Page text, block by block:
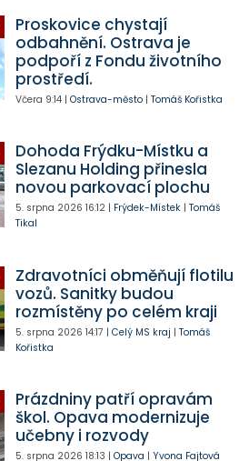
Proskovice chystají
odbahnění. Ostrava je
podpoří z Fondu životního
prostředí.
Včera 9:14| Ostrava-město| Tomáš Kořistka
Dohoda Frýdku-Místku a
Slezanu Holding přinesla
novou parkovací plochu
5. srpna 2026 16:12| Frýdek-Místek| Tomáš
Tikal
Zdravotníci obměňují flotilu
vozů. Sanitky budou
rozmístěny po celém kraji
5. srpna 2026 14:17 | Celý MS kraj | Tomáš
Kořistka
Prázdniny patří opravám
škol. Opava modernizuje
učebny i rozvody
5. srpna 2026 18:13 | Opava | Yvona Fajtová